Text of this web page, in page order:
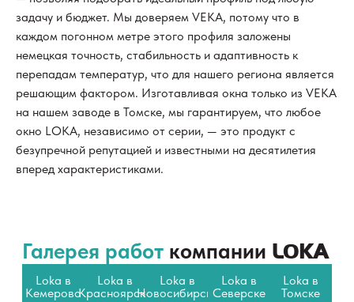
задачу и бюджет. Мы доверяем VEKA, потому что в
каждом погонном метре этого профиля заложены
немецкая точность, стабильность и адаптивность к
перепадам температур, что для нашего региона является
решающим фактором. Изготавливая окна только из VEKA
на нашем заводе в Томске, мы гарантируем, что любое
окно LOKA, независимо от серии, — это продукт с
безупречной репутацией и известными на десятилетия
вперед характеристиками.
Галерея работ компании LOKA
Loka в
Кемерово
Loka в
Красноярске
Loka в
Новосибирске
Loka в
Северске
Loka в
Томске